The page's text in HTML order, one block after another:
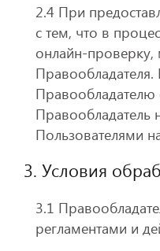
2.4 При
с тем, что в
онлайн-проверку,
Правообладателю
Правообладатель
Пользователями
3. Условия
3.1
регламентами и